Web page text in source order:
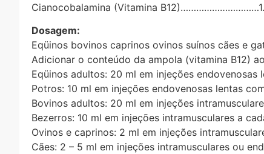
Cianocobalamina (Vitamina
Dosagem:
Eqüinos bovinos caprinos ovinos suínos cães e
Adicionar o conteúdo da ampola (vitamina B12)
Eqüinos adultos: 20 ml em injeções
Potros: 10 ml em injeções endovenosas lentas
Bovinos adultos: 20 ml em injeções
Bezerros: 10 ml em injeções intramusculares a
Ovinos e caprinos: 2 ml em injeções
Cães: 2 – 5 ml em injeções intramusculares ou